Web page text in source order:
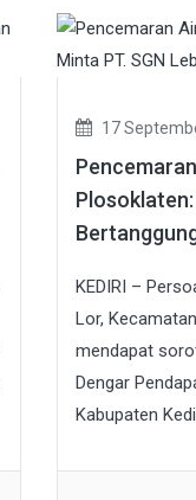
17
Plosoklaten:
KEDIRI –
Lor,
mendapat
Dengar
Kabupaten